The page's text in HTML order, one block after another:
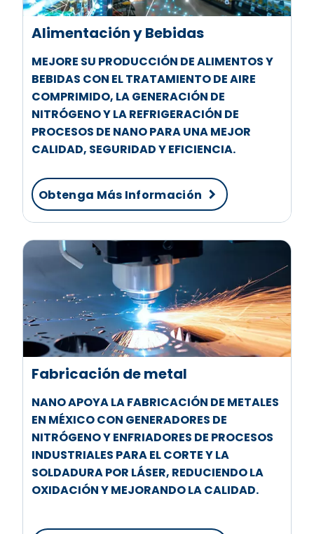
Alimentación y Bebidas
MEJORE SU PRODUCCIÓN DE ALIMENTOS Y
BEBIDAS CON EL TRATAMIENTO DE AIRE
COMPRIMIDO, LA GENERACIÓN DE
NITRÓGENO Y LA REFRIGERACIÓN DE
PROCESOS DE NANO PARA UNA MEJOR
CALIDAD, SEGURIDAD Y EFICIENCIA.
Obtenga Más Información
Fabricación de metal
NANO APOYA LA FABRICACIÓN DE METALES
EN MÉXICO CON GENERADORES DE
NITRÓGENO Y ENFRIADORES DE PROCESOS
INDUSTRIALES PARA EL CORTE Y LA
SOLDADURA POR LÁSER, REDUCIENDO LA
OXIDACIÓN Y MEJORANDO LA CALIDAD.